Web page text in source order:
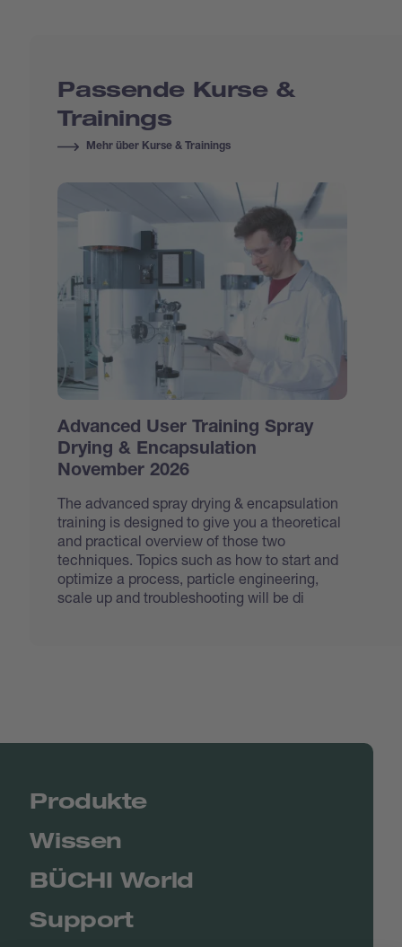
Passende Kurse &
Trainings
Mehr über Kurse & Trainings
Advanced User Training Spray
Drying & Encapsulation
November 2026
The advanced spray drying & encapsulation
training is designed to give you a theoretical
and practical overview of those two
techniques. Topics such as how to start and
optimize a process, particle engineering,
scale up and troubleshooting will be di
Produkte
Wissen
BÜCHI World
Support